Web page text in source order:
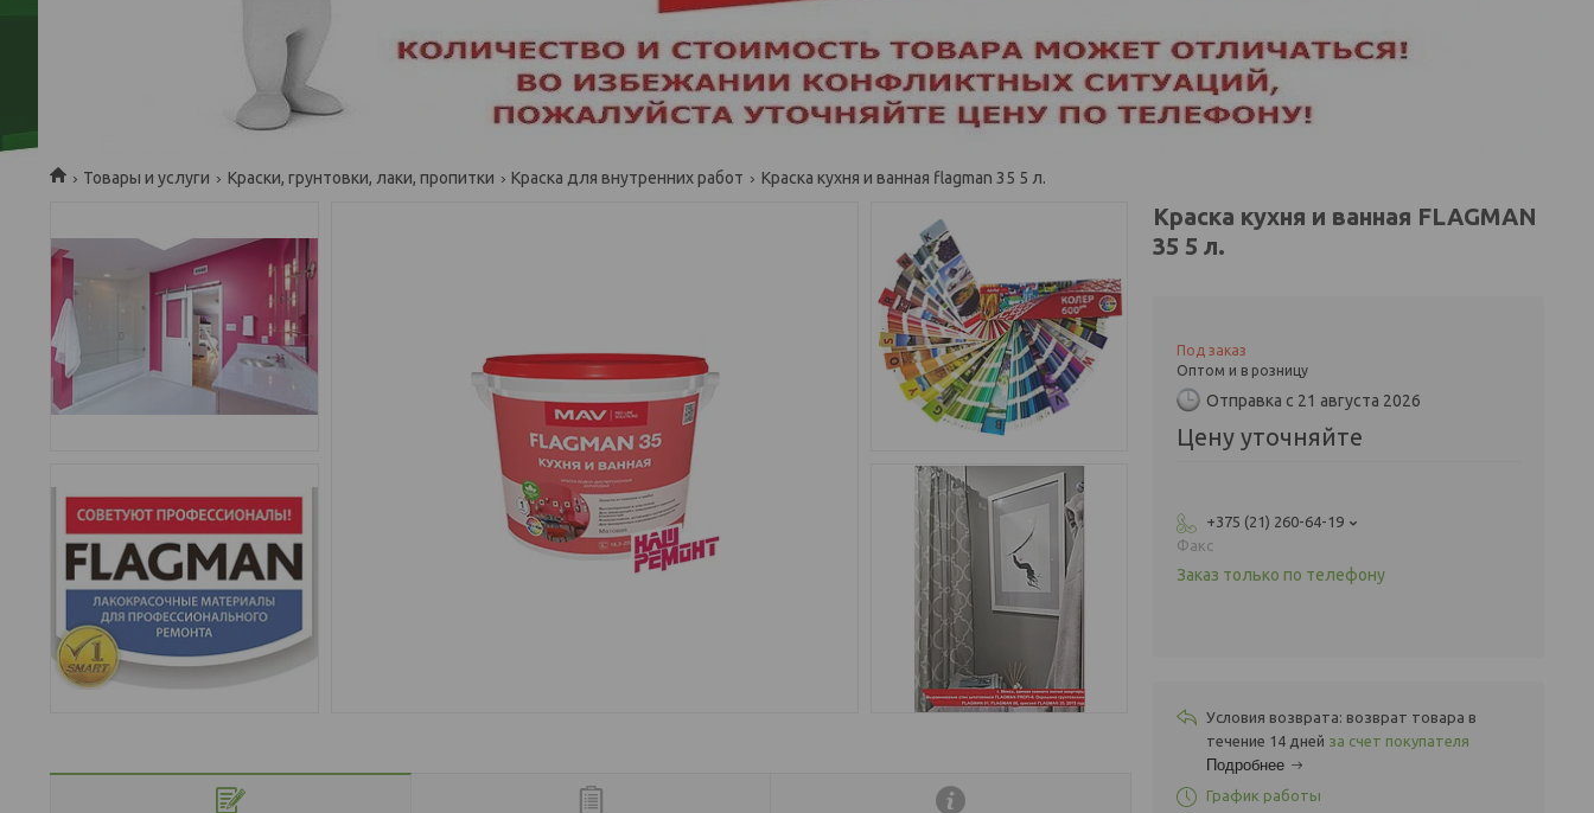
Товары и услуги Краски, грунтовки, лаки, пропитки Краска для внутренних работ Краска кухня и ванная flagman 35 5 л.
Краска кухня и ванная FLAGMAN
35 5 л.
Под заказ
Оптом и в розницу
Отправка с 21 августа 2026
Цену уточняйте
+375 (21) 260-64-19
Факс
Заказ только по телефону
возврат товара в
течение 14 дней за счет покупателя
Подробнее
График работы